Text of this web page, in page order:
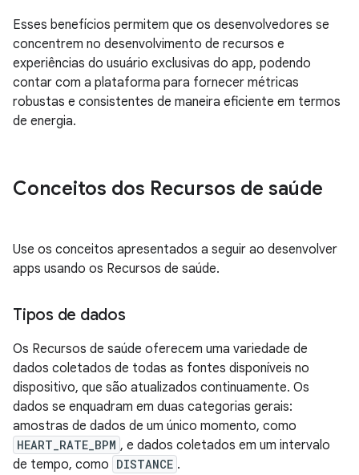
Esses benefícios permitem que os desenvolvedores se
concentrem no desenvolvimento de recursos e
experiências do usuário exclusivas do app, podendo
contar com a plataforma para fornecer métricas
robustas e consistentes de maneira eficiente em termos
de energia.
Conceitos dos Recursos de saúde
Use os conceitos apresentados a seguir ao desenvolver
apps usando os Recursos de saúde.
Tipos de dados
Os Recursos de saúde oferecem uma variedade de
dados coletados de todas as fontes disponíveis no
dispositivo, que são atualizados continuamente. Os
dados se enquadram em duas categorias gerais:
amostras de dados de um único momento, como
HEART_RATE_BPM , e dados coletados em um intervalo
de tempo, como DISTANCE .